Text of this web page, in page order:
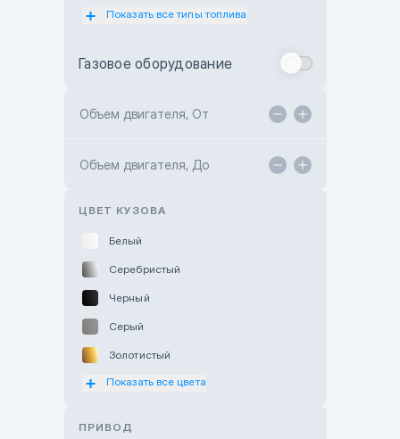
Subaru Motor Almaty
Toyota Kokshetau
Hyundai ShymCity
Показать все типы топлива
Газовое оборудование
Объем двигателя, От
Объем двигателя, До
ЦВЕТ КУЗОВА
Белый
Серебристый
Черный
Серый
Золотистый
Оранжевый
Показать все цвета
ПРИВОД